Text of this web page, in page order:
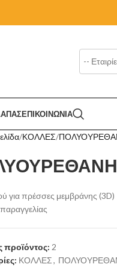
ΕΠΙΚΟΙΝΩΝΙΑ
ΚΟΛΛΕΣ
για πρέσσες μεμβράνης (3D)
προϊόντος: 2
ΚΟΛΛΕΣ,